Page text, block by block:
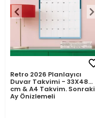
Retro 2026 Planlayıcı
Duvar Takvimi - 33X48
cm & A4 Takvim. Sonraki
Ay Önizlemeli